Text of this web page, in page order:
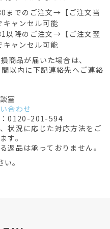
までのご注文→【ご注文当
ャンセル可能
以降のご注文→【ご注文翌
ャンセル可能
商品が届いた場合は、
以内に下記連絡先へご連絡
室
合わせ
：0120-201-594
状況に応じた対応方法をご
す。
返品は承っておりません。
。